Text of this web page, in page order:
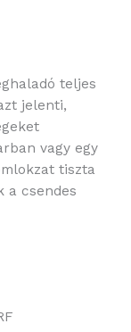
teljes
jelenti,
vagy egy
tiszta
a csendes